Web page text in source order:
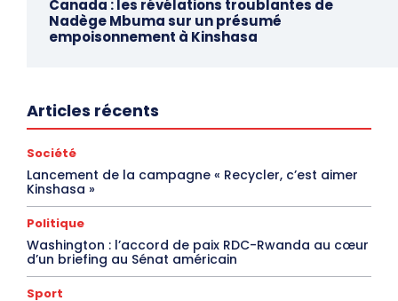
Canada : les révélations troublantes de
Nadège Mbuma sur un présumé
empoisonnement à Kinshasa
Articles récents
Société
Lancement de la campagne « Recycler, c’est aimer
Kinshasa »
Politique
Washington : l’accord de paix RDC-Rwanda au cœur
d’un briefing au Sénat américain
Sport